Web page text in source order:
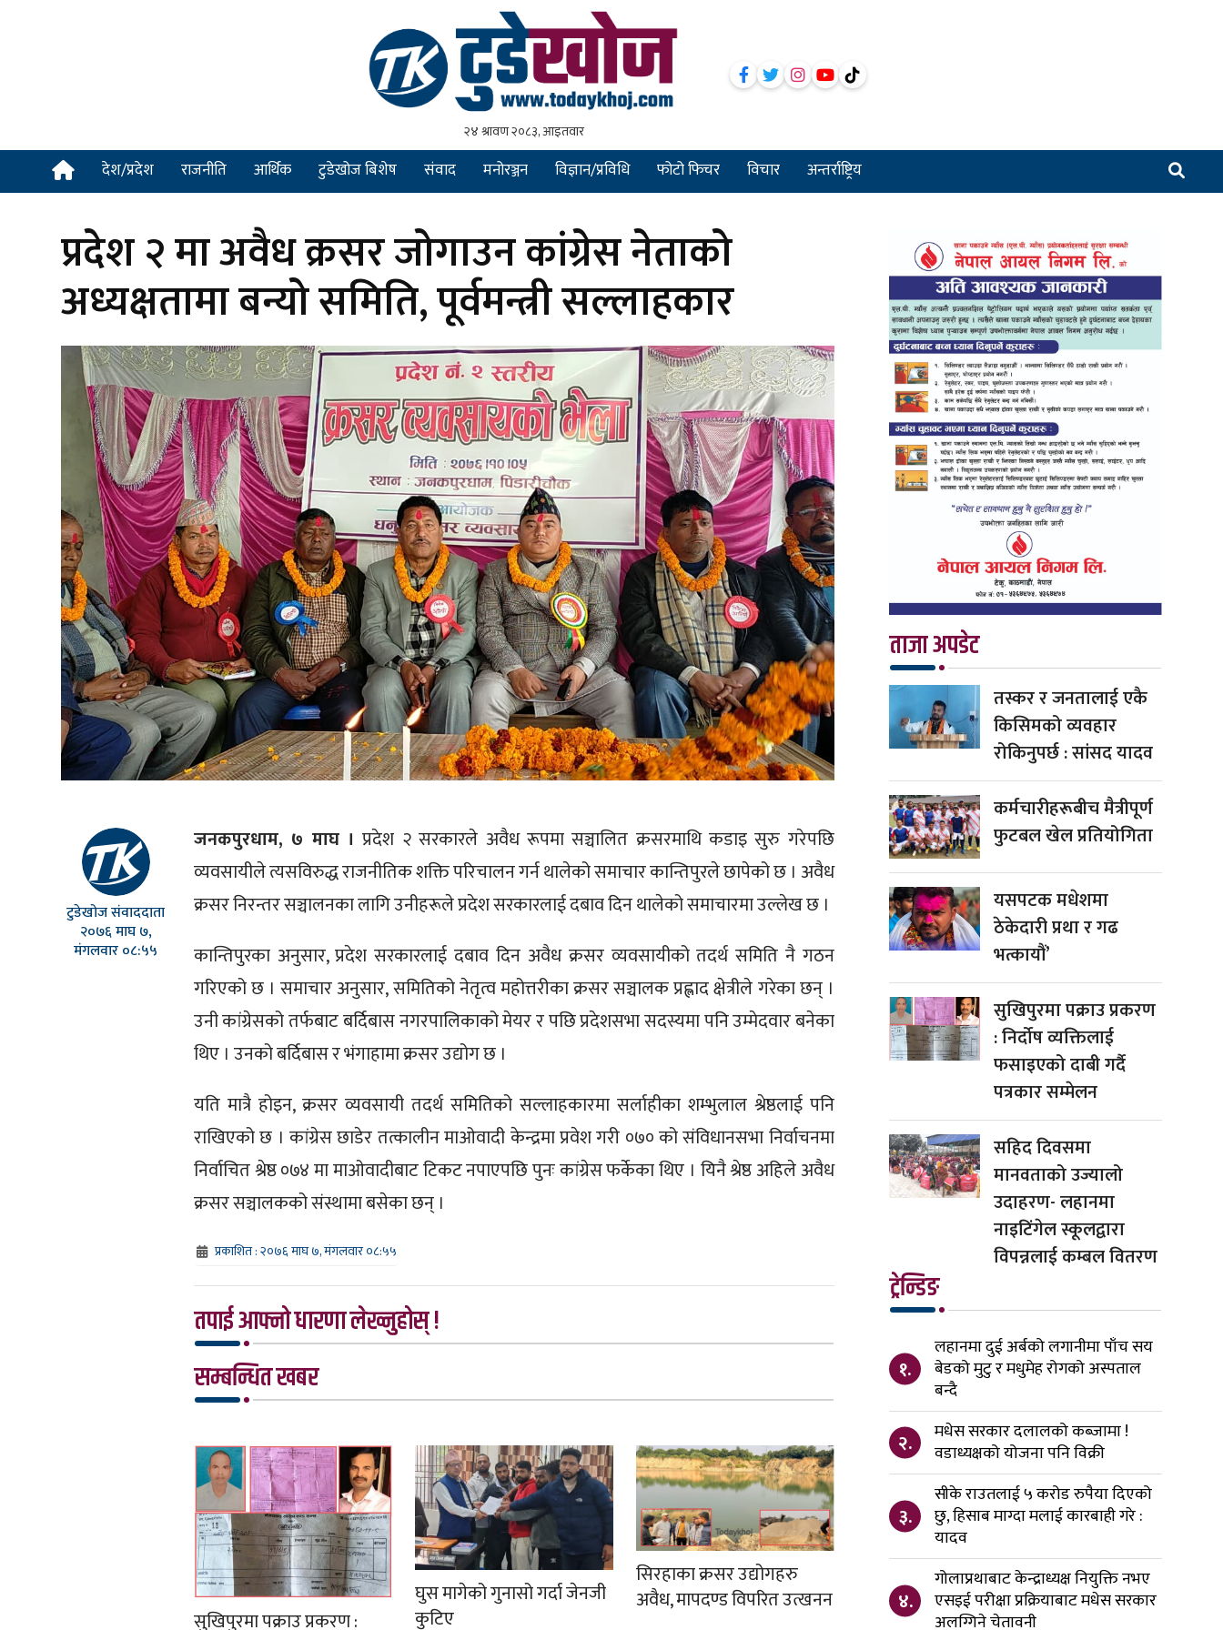
देश/प्रदेश राजनीति आर्थिक टुडेखोज बिशेष संवाद मनोरञ्जन विज्ञान/प्रविधि फोटो फिचर विचार अन्तर्राष्ट्रिय
प्रदेश २ मा अवैध क्रसर जोगाउन कांग्रेस नेताको
अध्यक्षतामा बन्यो समिति, पूर्वमन्त्री सल्लाहकार
टुडेखोज संवाददाता
२०७६ माघ ७,
मंगलवार ०८:५५
जनकपुरधाम, ७ माघ । प्रदेश २ सरकारले अवैध रूपमा सञ्चालित क्रसरमाथि कडाइ सुरु गरेपछि
व्यवसायीले त्यसविरुद्ध राजनीतिक शक्ति परिचालन गर्न थालेको समाचार कान्तिपुरले छापेको छ । अवैध
क्रसर निरन्तर सञ्चालनका लागि उनीहरूले प्रदेश सरकारलाई दबाव दिन थालेको समाचारमा उल्लेख छ ।
कान्तिपुरका अनुसार, प्रदेश सरकारलाई दबाव दिन अवैध क्रसर व्यवसायीको तदर्थ समिति नै गठन
गरिएको छ । समाचार अनुसार, समितिको नेतृत्व महोत्तरीका क्रसर सञ्चालक प्रह्लाद क्षेत्रीले गरेका छन् ।
उनी कांग्रेसको तर्फबाट बर्दिबास नगरपालिकाको मेयर र पछि प्रदेशसभा सदस्यमा पनि उम्मेदवार बनेका
थिए । उनको बर्दिबास र भंगाहामा क्रसर उद्योग छ ।
यति मात्रै होइन, क्रसर व्यवसायी तदर्थ समितिको सल्लाहकारमा सर्लाहीका शम्भुलाल श्रेष्ठलाई पनि
राखिएको छ । कांग्रेस छाडेर तत्कालीन माओवादी केन्द्रमा प्रवेश गरी ०७० को संविधानसभा निर्वाचनमा
निर्वाचित श्रेष्ठ ०७४ मा माओवादीबाट टिकट नपाएपछि पुनः कांग्रेस फर्केका थिए । यिनै श्रेष्ठ अहिले अवैध
क्रसर सञ्चालकको संस्थामा बसेका छन् ।
प्रकाशित : २०७६ माघ ७, मंगलवार ०८:५५
तपाई आफ्नो धारणा लेख्नुहोस् !
सम्बन्धित खबर
सुखिपुरमा पक्राउ प्रकरण :
घुस मागेको गुनासो गर्दा जेनजी
कुटिए
सिरहाका क्रसर उद्योगहरु
अवैध, मापदण्ड विपरित उत्खनन
ताजा अपडेट
तस्कर र जनतालाई एकै
किसिमको व्यवहार
रोकिनुपर्छ : सांसद यादव
कर्मचारीहरूबीच मैत्रीपूर्ण
फुटबल खेल प्रतियोगिता
यसपटक मधेशमा
ठेकेदारी प्रथा र गढ
भत्कायौं’
सुखिपुरमा पक्राउ प्रकरण
: निर्दोष व्यक्तिलाई
फसाइएको दाबी गर्दै
पत्रकार सम्मेलन
सहिद दिवसमा
मानवताको उज्यालो
उदाहरण- लहानमा
नाइटिंगेल स्कूलद्वारा
विपन्नलाई कम्बल वितरण
ट्रेन्डिङ
१.
लहानमा दुई अर्बको लगानीमा पाँच सय
बेडको मुटु र मधुमेह रोगको अस्पताल
बन्दै
२.
मधेस सरकार दलालको कब्जामा !
वडाध्यक्षको योजना पनि विक्री
३.
सीके राउतलाई ५ करोड रुपैया दिएको
छु, हिसाब माग्दा मलाई कारबाही गरे :
यादव
४.
गोलाप्रथाबाट केन्द्राध्यक्ष नियुक्ति नभए
एसइई परीक्षा प्रक्रियाबाट मधेस सरकार
अलग्गिने चेतावनी